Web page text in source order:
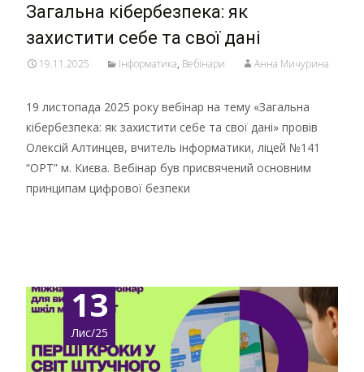
Загальна кібербезпека: як
захистити себе та свої дані
19.11.2025 Інформатика, Вебінари Анна Мичурина
19 листопада 2025 року вебінар на тему «Загальна
кібербезпека: як захистити себе та свої дані» провів
Олексій Алтинцев, вчитель інформатики, ліцей №141
“ОРТ” м. Києва. Вебінар був присвячений основним
принципам цифрової безпеки
13
Лис/25